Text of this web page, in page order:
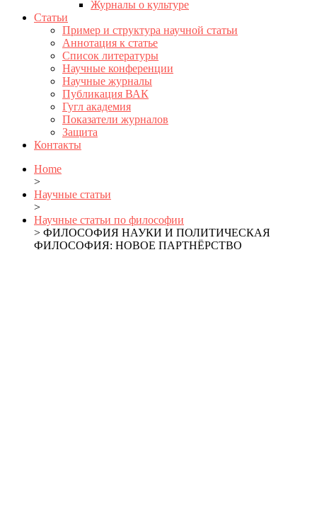
Журналы о культуре
Статьи
Пример и структура научной статьи
Аннотация к статье
Список литературы
Научные конференции
Научные журналы
Публикация ВАК
Гугл академия
Показатели журналов
Защита
Контакты
Home
>
Научные статьи
>
Научные статьи по философии
> ФИЛОСОФИЯ НАУКИ И ПОЛИТИЧЕСКАЯ
ФИЛОСОФИЯ: НОВОЕ ПАРТНЁРСТВО